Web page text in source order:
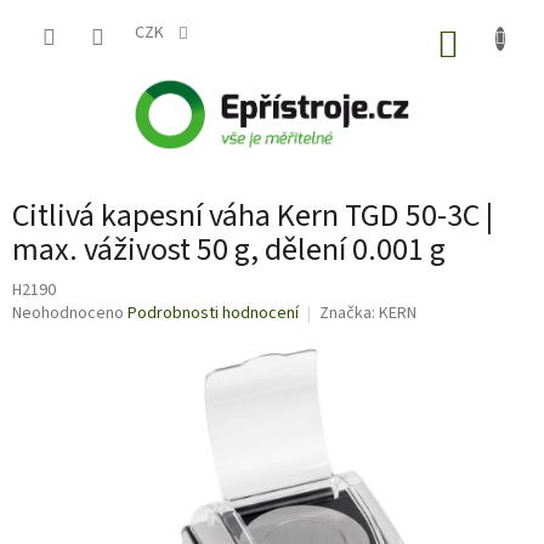
CZK
Citlivá kapesní váha Kern TGD 50-3C |
max. váživost 50 g, dělení 0.001 g
H2190
Průměrné
Neohodnoceno Podrobnosti hodnocení Značka: KERN